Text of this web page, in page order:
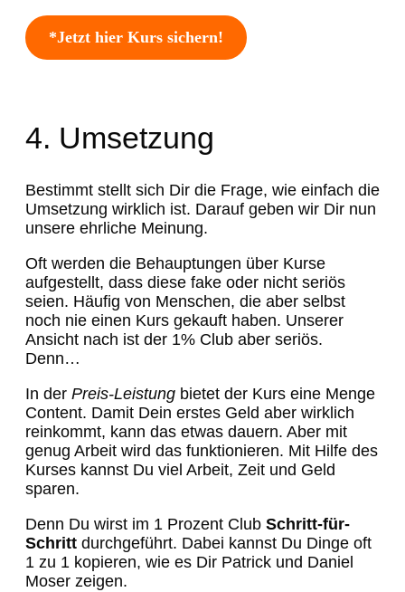
*Jetzt hier Kurs sichern!
4. Umsetzung
Bestimmt stellt sich Dir die Frage, wie einfach die
Umsetzung wirklich ist. Darauf geben wir Dir nun
unsere ehrliche Meinung.
Oft werden die Behauptungen über Kurse
aufgestellt, dass diese fake oder nicht seriös
seien. Häufig von Menschen, die aber selbst
noch nie einen Kurs gekauft haben. Unserer
Ansicht nach ist der 1% Club aber seriös.
Denn…
In der Preis-Leistung bietet der Kurs eine Menge
Content. Damit Dein erstes Geld aber wirklich
reinkommt, kann das etwas dauern. Aber mit
genug Arbeit wird das funktionieren. Mit Hilfe des
Kurses kannst Du viel Arbeit, Zeit und Geld
sparen.
Denn Du wirst im 1 Prozent Club Schritt-für-
Schritt durchgeführt. Dabei kannst Du Dinge oft
1 zu 1 kopieren, wie es Dir Patrick und Daniel
Moser zeigen.